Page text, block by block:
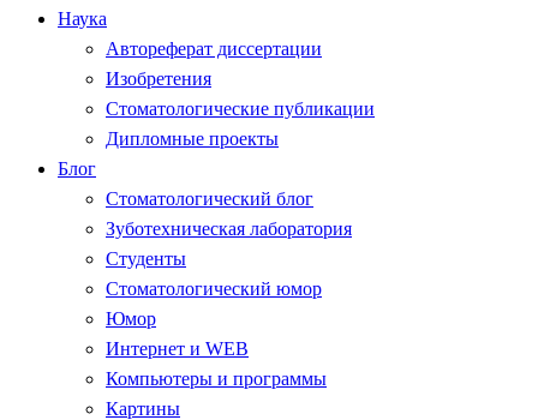
Наука
Автореферат диссертации
Изобретения
Стоматологические публикации
Дипломные проекты
Блог
Стоматологический блог
Зуботехническая лаборатория
Студенты
Стоматологический юмор
Юмор
Интернет и WEB
Компьютеры и программы
Картины